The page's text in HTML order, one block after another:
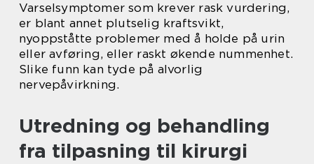
Varselsymptomer som krever rask vurdering,
er blant annet plutselig kraftsvikt,
nyoppståtte problemer med å holde på urin
eller avføring, eller raskt økende nummenhet.
Slike funn kan tyde på alvorlig
nervepåvirkning.
Utredning og behandling
fra tilpasning til kirurgi